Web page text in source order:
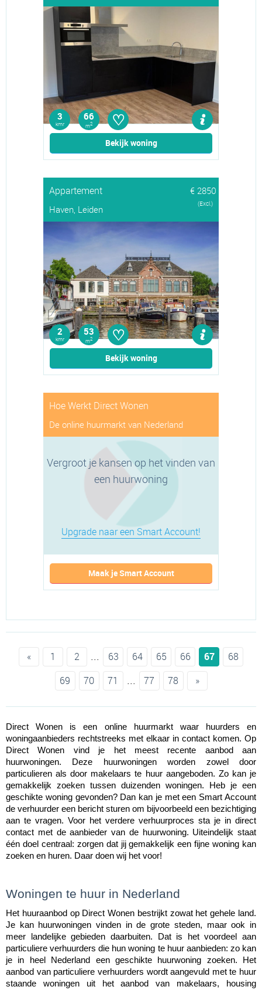
3
kmr
66
m2 ♡
Bekijk woning
Appartement
€ 2850
Haven, Leiden
(Excl.)
2
kmr
53
m2 ♡
Bekijk woning
Hoe Werkt Direct Wonen
De online huurmarkt van Nederland
Vergroot je kansen op het vinden van
een huurwoning
Upgrade naar een Smart Account!
Maak je Smart Account
« 1 2 ... 63 64 65 66 67
68
69
70 71 ... 77 78 »
Direct Wonen is een online huurmarkt waar huurders en
woningaanbieders rechtstreeks met elkaar in contact komen. Op
Direct Wonen vind je het meest recente aanbod aan
huurwoningen. Deze huurwoningen worden zowel door
particulieren als door makelaars te huur aangeboden. Zo kan je
gemakkelijk zoeken tussen duizenden woningen. Heb je een
geschikte woning gevonden? Dan kan je met een Smart Account
de verhuurder een bericht sturen om bijvoorbeeld een bezichtiging
aan te vragen. Voor het verdere verhuurproces sta je in direct
contact met de aanbieder van de huurwoning. Uiteindelijk staat
één doel centraal: zorgen dat jij gemakkelijk een fijne woning kan
zoeken en huren. Daar doen wij het voor!
Woningen te huur in Nederland
Het huuraanbod op Direct Wonen bestrijkt zowat het gehele land.
Je kan huurwoningen vinden in de grote steden, maar ook in
meer landelijke gebieden daarbuiten. Dat is het voordeel aan
particuliere verhuurders die hun woning te huur aanbieden: zo kan
je in heel Nederland een geschikte huurwoning zoeken. Het
aanbod van particuliere verhuurders wordt aangevuld met te huur
staande woningen uit het aanbod van makelaars, housing